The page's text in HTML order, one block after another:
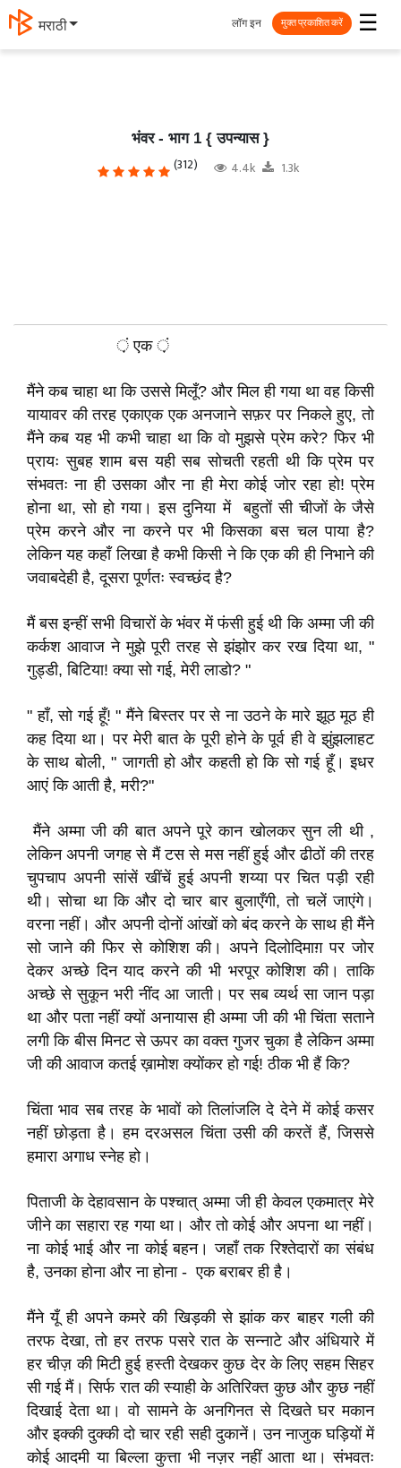
मराठी ☰
लॉग इन मुक्त प्रकाशित करें
भंवर - भाग 1 { उपन्यास }
(312) 4.4k 1.3k
़ं एक ़ं
मैंने कब चाहा था कि उससे मिलूँ? और मिल ही गया था वह किसी
यायावर की तरह एकाएक एक अनजाने सफ़र पर निकले हुए, तो
मैंने कब यह भी कभी चाहा था कि वो मुझसे प्रेम करे? फिर भी
प्रायः सुबह शाम बस यही सब सोचती रहती थी कि प्रेम पर
संभवतः ना ही उसका और ना ही मेरा कोई जोर रहा हो! प्रेम
होना था, सो हो गया। इस दुनिया में बहुतों सी चीजों के जैसे
प्रेम करने और ना करने पर भी किसका बस चल पाया है?
लेकिन यह कहाँ लिखा है कभी किसी ने कि एक की ही निभाने की
जवाबदेही है, दूसरा पूर्णतः स्वच्छंद है?
मैं बस इन्हीं सभी विचारों के भंवर में फंसी हुई थी कि अम्मा जी की
कर्कश आवाज ने मुझे पूरी तरह से झंझोर कर रख दिया था, "
गुड्डी, बिटिया! क्या सो गई, मेरी लाडो? "
" हाँ, सो गई हूँ! " मैंने बिस्तर पर से ना उठने के मारे झूठ मूठ ही
कह दिया था। पर मेरी बात के पूरी होने के पूर्व ही वे झुंझलाहट
के साथ बोली, " जागती हो और कहती हो कि सो गई हूँ। इधर
आएं कि आती है, मरी?"
मैंने अम्मा जी की बात अपने पूरे कान खोलकर सुन ली थी ,
लेकिन अपनी जगह से मैं टस से मस नहीं हुई और ढीठों की तरह
चुपचाप अपनी सांसें खींचें हुई अपनी शय्या पर चित पड़ी रही
थी। सोचा था कि और दो चार बार बुलाएँगी, तो चलें जाएंगे।
वरना नहीं। और अपनी दोनों आंखों को बंद करने के साथ ही मैंने
सो जाने की फिर से कोशिश की। अपने दिलोदिमाग़ पर जोर
देकर अच्छे दिन याद करने की भी भरपूर कोशिश की। ताकि
अच्छे से सुकून भरी नींद आ जाती। पर सब व्यर्थ सा जान पड़ा
था और पता नहीं क्यों अनायास ही अम्मा जी की भी चिंता सताने
लगी कि बीस मिनट से ऊपर का वक्त गुजर चुका है लेकिन अम्मा
जी की आवाज कतई ख़ामोश क्योंकर हो गई! ठीक भी हैं कि?
चिंता भाव सब तरह के भावों को तिलांजलि दे देने में कोई कसर
नहीं छोड़ता है। हम दरअसल चिंता उसी की करतें हैं, जिससे
हमारा अगाध स्नेह हो।
पिताजी के देहावसान के पश्चात् अम्मा जी ही केवल एकमात्र मेरे
जीने का सहारा रह गया था। और तो कोई और अपना था नहीं।
ना कोई भाई और ना कोई बहन। जहाँ तक रिश्तेदारों का संबंध
है, उनका होना और ना होना - एक बराबर ही है।
मैंने यूँ ही अपने कमरे की खिड़की से झांक कर बाहर गली की
तरफ देखा, तो हर तरफ पसरे रात के सन्नाटे और अंधियारे में
हर चीज़ की मिटी हुई हस्ती देखकर कुछ देर के लिए सहम सिहर
सी गई मैं। सिर्फ रात की स्याही के अतिरिक्त कुछ और कुछ नहीं
दिखाई देता था। वो सामने के अनगिनत से दिखते घर मकान
और इक्की दुक्की दो चार रही सही दुकानें। उन नाजुक घड़ियों में
कोई आदमी या बिल्ला कुत्ता भी नज़र नहीं आता था। संभवतः